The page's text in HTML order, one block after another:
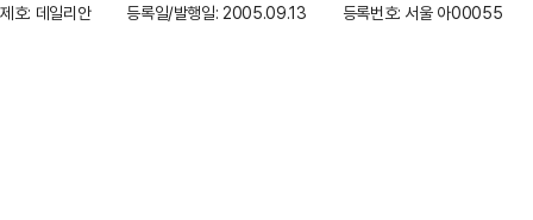
제호: 데일리안
등록일/발행일: 2005.09.13 등록번호: 서울 아00055